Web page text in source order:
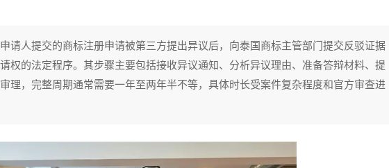
请人提交的商标注册申请被第三方提出异议后，向泰国商标主管部门提交反驳证据
权的法定程序。其步骤主要包括接收异议通知、分析异议理由、准备答辩材料、提
理，完整周期通常需要一年至两年半不等，具体时长受案件复杂程度和官方审查进